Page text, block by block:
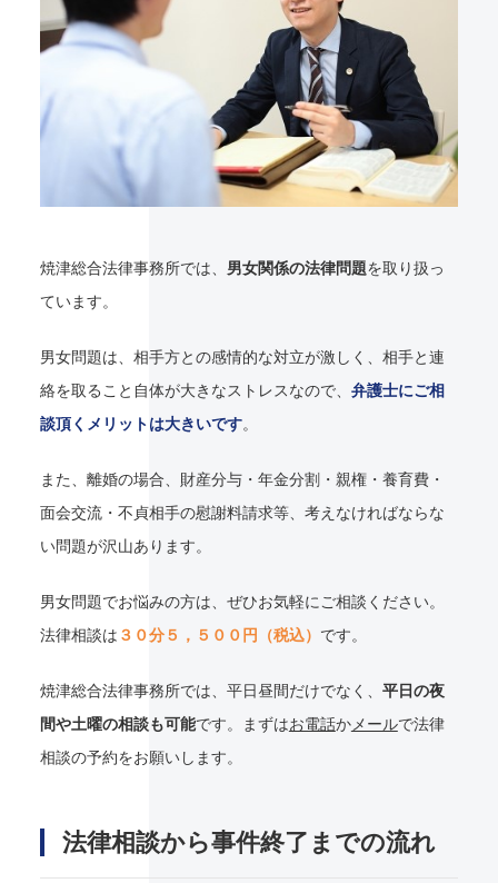
焼津総合法律事務所では、 男女関係の法律問題を取り扱っ
ています。
男女問題は、相手方との感情的な対立が激しく、相手と連
絡を取ること自体が大きなストレスなので、 弁護士にご相
談頂くメリットは大きいです。
また、離婚の場合、財産分与・年金分割・親権・養育費・
面会交流・不貞相手の慰謝料請求等、考えなければならな
い問題が沢山あります。
男女問題でお悩みの方は、ぜひお気軽にご相談ください。
法律相談は ３０分５，５００円（税込） です。
焼津総合法律事務所では、平日昼間だけでなく、 平日の夜
間や土曜の相談も可能です。まずはお電話かメールで法律
相談の予約をお願いします。
法律相談から事件終了までの流れ